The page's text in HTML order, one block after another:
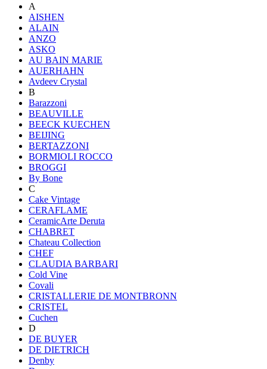
A
AISHEN
ALAIN
ANZO
ASKO
AU BAIN MARIE
AUERHAHN
Avdeev Crystal
B
Barazzoni
BEAUVILLE
BEECK KUECHEN
BEIJING
BERTAZZONI
BORMIOLI ROCCO
BROGGI
By Bone
C
Cake Vintage
CERAFLAME
CeramicArte Deruta
CHABRET
Chateau Collection
CHEF
CLAUDIA BARBARI
Cold Vine
Covali
CRISTALLERIE DE MONTBRONN
CRISTEL
Cuchen
D
DE BUYER
DE DIETRICH
Denby